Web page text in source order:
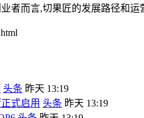
者而言,切果匠的发展路径和运
头条 昨天 13:19
式启用 头条 昨天 13:19